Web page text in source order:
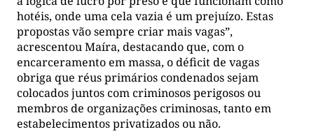
hotéis, onde uma cela vazia é um prejuízo. Estas
propostas vão sempre criar mais vagas”,
acrescentou Maíra, destacando que, com o
encarceramento em massa, o déficit de vagas
obriga que réus primários condenados sejam
colocados juntos com criminosos perigosos ou
membros de organizações criminosas, tanto em
estabelecimentos privatizados ou não.